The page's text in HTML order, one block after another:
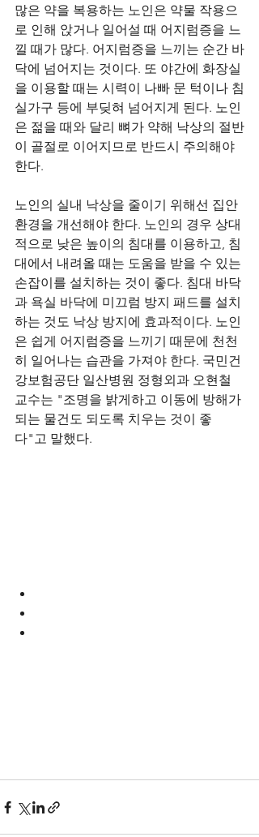
많은 약을 복용하는 노인은 약물 작용으
로 인해 앉거나 일어설 때 어지럼증을 느
낄 때가 많다. 어지럼증을 느끼는 순간 바
닥에 넘어지는 것이다. 또 야간에 화장실
을 이용할 때는 시력이 나빠 문 턱이나 침
실가구 등에 부딪혀 넘어지게 된다. 노인
은 젊을 때와 달리 뼈가 약해 낙상의 절반
이 골절로 이어지므로 반드시 주의해야
한다.
노인의 실내 낙상을 줄이기 위해선 집안
환경을 개선해야 한다. 노인의 경우 상대
적으로 낮은 높이의 침대를 이용하고, 침
대에서 내려올 때는 도움을 받을 수 있는
손잡이를 설치하는 것이 좋다. 침대 바닥
과 욕실 바닥에 미끄럼 방지 패드를 설치
하는 것도 낙상 방지에 효과적이다. 노인
은 쉽게 어지럼증을 느끼기 때문에 천천
히 일어나는 습관을 가져야 한다. 국민건
강보험공단 일산병원 정형외과 오현철
교수는 "조명을 밝게하고 이동에 방해가
되는 물건도 되도록 치우는 것이 좋
다"고 말했다.